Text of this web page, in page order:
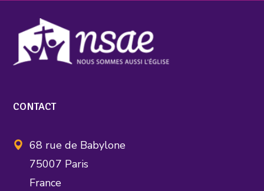
CONTACT
68 rue de Babylone
75007 Paris
France